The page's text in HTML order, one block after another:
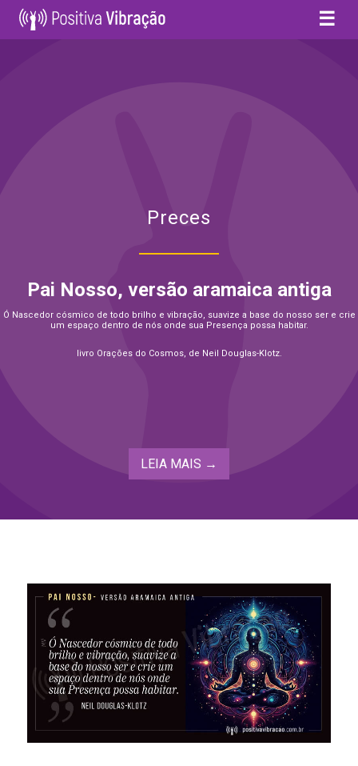
☰
Preces
Pai Nosso, versão aramaica antiga
Ó Nascedor cósmico de todo brilho e vibração, suavize a base do nosso ser e crie
um espaço dentro de nós onde sua Presença possa habitar.
livro Orações do Cosmos, de Neil Douglas-Klotz.
LEIA MAIS →